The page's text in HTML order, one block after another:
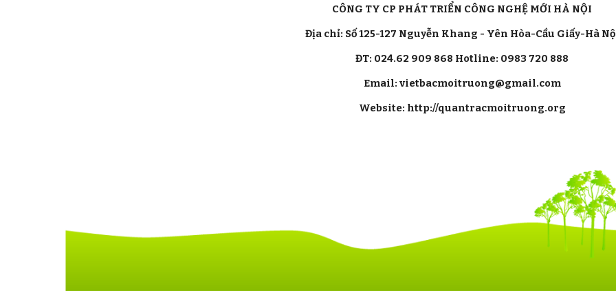
CÔNG TY CP PHÁT TRIỂN CÔNG NGHỆ MỚI HÀ NỘI
Địa chỉ: Số 125-127 Nguyễn Khang - Yên Hòa-Cầu Giấy-Hà
ĐT: 024.62 909 868 Hotline: 0983 720 888
Email: vietbacmoitruong@gmail.com
Website: http://quantracmoitruong.org